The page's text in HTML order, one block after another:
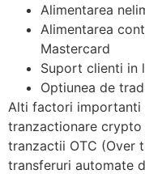
Alimentarea
Alimentarea
Mastercard
Suport clienti in
Optiunea de
Alti factori importanti
tranzactionare crypto
tranzactii OTC (Over
transferuri automate